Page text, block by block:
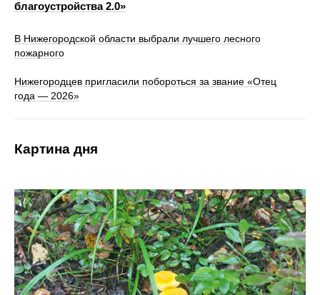
благоустройства 2.0»
В Нижегородской области выбрали лучшего лесного
пожарного
Нижегородцев пригласили побороться за звание «Отец
года — 2026»
Картина дня